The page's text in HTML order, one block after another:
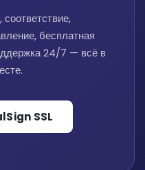
соответствие,
бесплатная
24/7 — всё в
SSL